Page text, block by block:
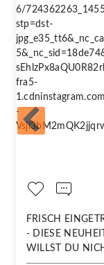
FRISCH
- DIESE
WILLST DU
VERPASSEN!